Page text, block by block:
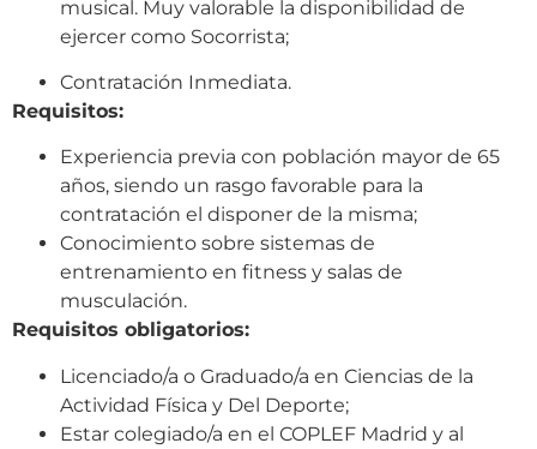
musical. Muy valorable la disponibilidad de
ejercer como Socorrista;
Contratación Inmediata.
Requisitos:
Experiencia previa con población mayor de 65
años, siendo un rasgo favorable para la
contratación el disponer de la misma;
Conocimiento sobre sistemas de
entrenamiento en fitness y salas de
musculación.
Requisitos obligatorios:
Licenciado/a o Graduado/a en Ciencias de la
Actividad Física y Del Deporte;
Estar colegiado/a en el COPLEF Madrid y al